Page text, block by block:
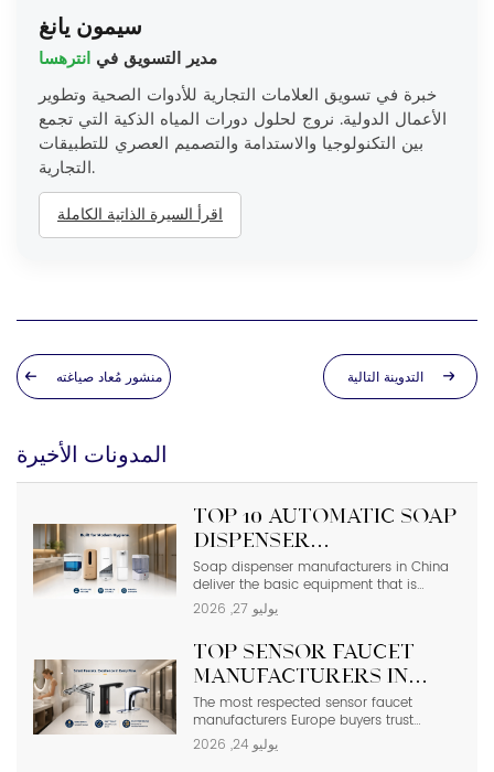
سيمون يانغ
مدير التسويق في انترهسا
خبرة في تسويق العلامات التجارية للأدوات الصحية وتطوير
الأعمال الدولية. نروج لحلول دورات المياه الذكية التي تجمع
بين التكنولوجيا والاستدامة والتصميم العصري للتطبيقات
التجارية.
اقرأ السيرة الذاتية الكاملة
منشور مُعاد صياغته التدوينة التالية
المدونات الأخيرة
Top 10 Automatic Soap
Dispenser
Manufacturers in
China
Soap dispenser manufacturers in China
deliver the basic equipment that is
needed in modern commercial
bathrooms where hygiene stands first
even a failure of one sensor causes the
soap to run out and makes the floor
suppliers depending on photos in
catalogs […]
يوليو 27, 2026
Top Sensor Faucet
Manufacturers in
Europe | 2026 Buyer’s
Guide
The most respected sensor faucet
manufacturers Europe buyers trust
include Hansgrohe, Grohe, Roca, Geberit,
Oras, and Delabie, while high-spec
يوليو 24, 2026